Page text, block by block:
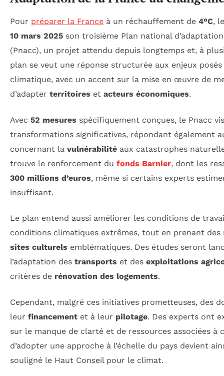
Pour préparer la France à un réchauffement de 4°C,
10 mars 2025 son troisième Plan national
(Pnacc), un projet attendu depuis longtemps et, à
plan se veut une réponse structurée aux enjeux
climatique, avec un accent sur la mise en œuvre de
d’adapter territoires et acteurs économiques.
Avec 52 mesures spécifiquement conçues, le Pnacc
transformations significatives, répondant également
concernant la vulnérabilité aux catastrophes
trouve le renforcement du fonds Barnier, dont les
300 millions d’euros, même si certains experts
insuffisant.
Le plan entend aussi améliorer les conditions de
conditions climatiques extrêmes, tout en prenant des
sites culturels emblématiques. Des études seront
l’adaptation des transports et des exploitations
critères de rénovation des logements.
Cependant, malgré ces initiatives prometteuses, des
leur financement et à leur pilotage. Des experts ont
sur le manque de clarté et de ressources associées à
d’adopter une approche à l’échelle du pays devient
souligné le Haut Conseil pour le climat.